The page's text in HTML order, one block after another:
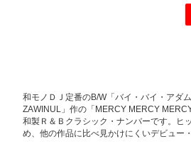
和モノＤＪ定番のB/W「バイ・バイ・アダ
ZAWINUL」作の「MERCY MERCY
和製Ｒ＆Ｂクラシック・ナンバーです。ヒ
め、他の作品に比べ見かけにくいデビュー